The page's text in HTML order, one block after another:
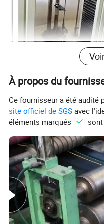
Exportés au Mozambique
À propos du
Ce fournisseur a été audité
site officiel de SGS avec
éléments marqués "
"